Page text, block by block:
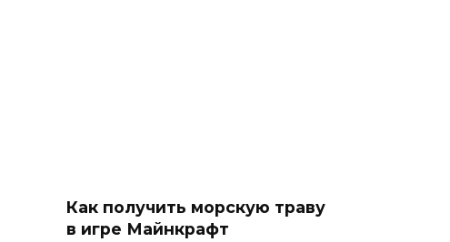
Как получить морскую траву
в игре Майнкрафт